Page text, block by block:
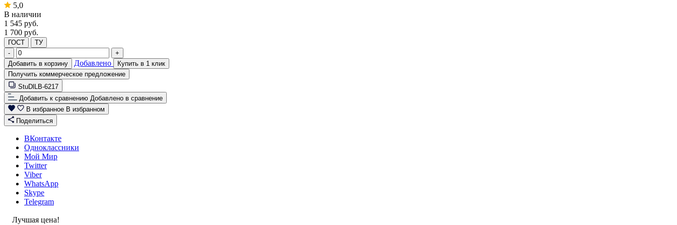
5,0
В наличии
1 545 руб.
1 700 руб.
ГОСТ
ТУ
-
+
Добавить в корзину
Добавлено
Купить в 1 клик
Получить коммерческое предложение
StuDlLB-6217
Добавить к сравнению Добавлено в сравнение
В избранное В избранном
Поделиться
ВКонтакте
Одноклассники
Мой Мир
Twitter
Viber
WhatsApp
Skype
Telegram
Лучшая цена!